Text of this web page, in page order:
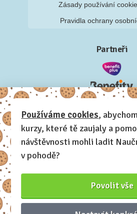
Zásady používání
Pravidla ochrany
Partneři
Používáme cookies,
kurzy, které tě zaujaly a
návštěvnosti mohli ladit
v pohodě?
Povolit vše